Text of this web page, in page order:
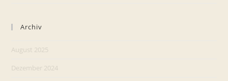
Archiv
August 2025
Dezember 2024